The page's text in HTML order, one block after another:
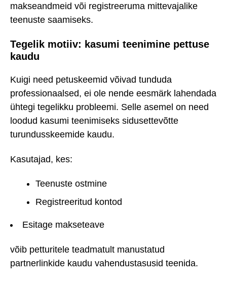
makseandmeid või registreeruma mittevajalike
teenuste saamiseks.
Tegelik motiiv: kasumi teenimine pettuse
kaudu
Kuigi need petuskeemid võivad tunduda
professionaalsed, ei ole nende eesmärk lahendada
ühtegi tegelikku probleemi. Selle asemel on need
loodud kasumi teenimiseks sidusettevõtte
turundusskeemide kaudu.
Kasutajad, kes:
Teenuste ostmine
Registreeritud kontod
Esitage makseteave
võib petturitele teadmatult manustatud
partnerlinkide kaudu vahendustasusid teenida.